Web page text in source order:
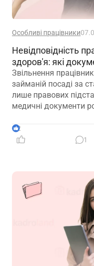
Особливі працівники
Невідповідність
здоров'я: які
Звільнення
займаній посаді за
лише правових
медичні документи
обставини –
2
1